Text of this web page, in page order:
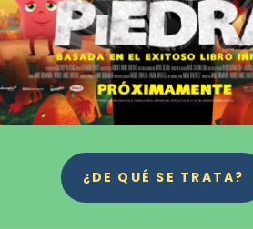
¿DE QUÉ SE TRATA?